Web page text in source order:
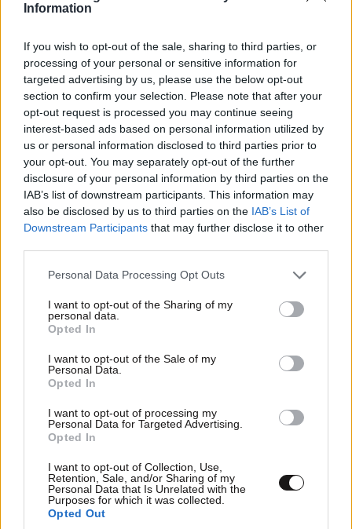
Information
If you wish to opt-out of the sale, sharing to third parties, or
processing of your personal or sensitive information for
targeted advertising by us, please use the below opt-out
section to confirm your selection. Please note that after your
opt-out request is processed you may continue seeing
interest-based ads based on personal information utilized by
us or personal information disclosed to third parties prior to
your opt-out. You may separately opt-out of the further
disclosure of your personal information by third parties on the
IAB’s list of downstream participants. This information may
also be disclosed by us to third parties on the IAB’s List of
Downstream Participants that may further disclose it to other
Please note that this website/app uses one or more Google
not limited to your visit or usage behaviour. You may click to
grant or deny consent to Google and its third-party tags to
use your data for below specified purposes in below Google
consent section.
Personal Data Processing Opt Outs
I want to opt-out of the Sharing of my
personal data.
Opted In
I want to opt-out of the Sale of my
Personal Data.
Opted In
I want to opt-out of processing my
Personal Data for Targeted Advertising.
Opted In
I want to opt-out of Collection, Use,
Retention, Sale, and/or Sharing of my
Personal Data that Is Unrelated with the
Purposes for which it was collected.
Opted Out
Xαρακτήρες: 0/1000
Διαβάστε και ακολουθήστε τους κανόνες σχολιασμού
ΠΡΟΣΘΗΚΗ
Γυμνια αισχος
[...] και γυμνοστηθες πρεπει ν διαμαρτυρηθουν; Για πιο
Απαντήστε